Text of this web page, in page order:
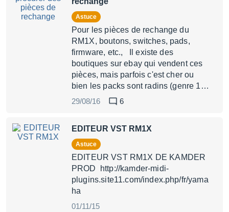
Astuce
Pour les pièces de rechange du
RM1X, boutons, switches, pads,
firmware, etc., Il existe des
boutiques sur ebay qui vendent ces
pièces, mais parfois c'est cher ou
bien les packs sont radins (genre 1…
29/08/16
6
EDITEUR VST RM1X
Astuce
EDITEUR VST RM1X DE KAMDER
PROD http://kamder-midi-
plugins.site11.com/index.php/fr/yama
ha
01/11/15